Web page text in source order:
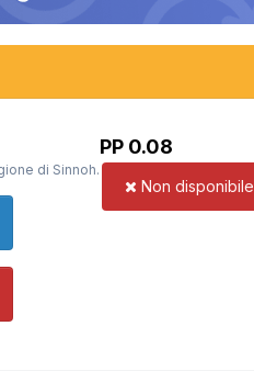
di Sinnoh.
PP 0.08
Non disponibile